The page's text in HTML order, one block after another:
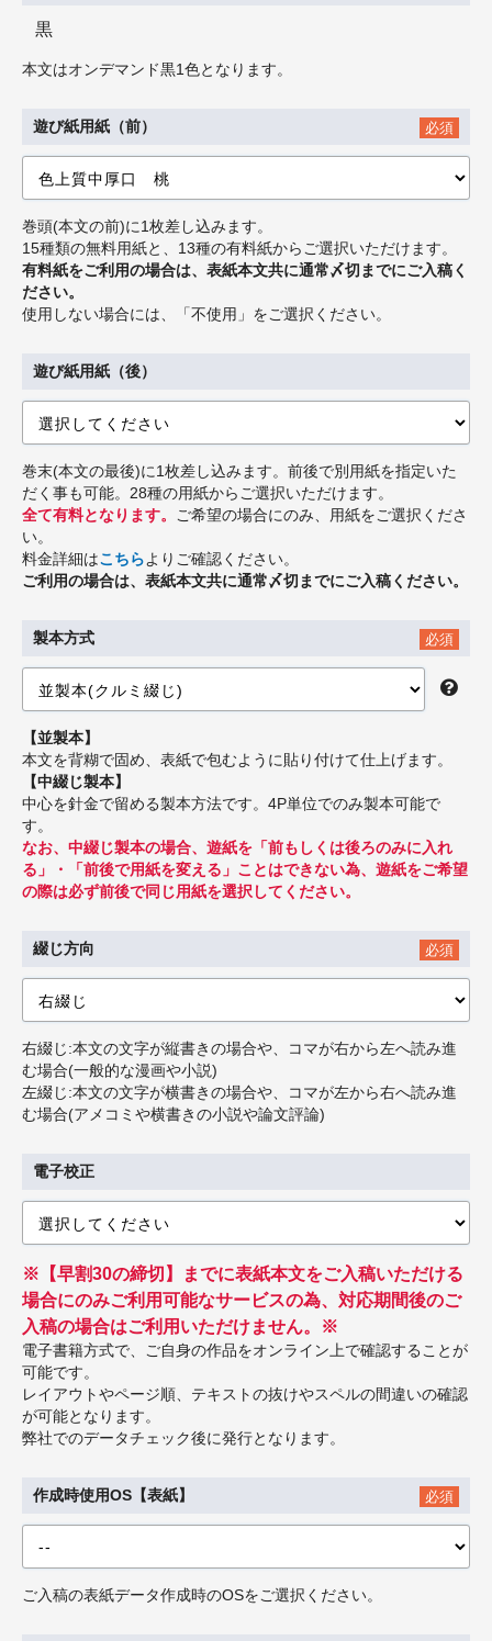
黒
本文はオンデマンド黒1色となります。
遊び紙用紙（前） 必須
巻頭(本文の前)に1枚差し込みます。
15種類の無料用紙と、13種の有料紙からご選択いただけます。
有料紙をご利用の場合は、表紙本文共に通常〆切までにご入稿く
ださい。
使用しない場合には、「不使用」をご選択ください。
遊び紙用紙（後）
巻末(本文の最後)に1枚差し込みます。前後で別用紙を指定いた
だく事も可能。28種の用紙からご選択いただけます。
全て有料となります。
ご希望の場合にのみ、用紙をご選択くださ
い。
料金詳細はこちら よりご確認ください。
ご利用の場合は、表紙本文共に通常〆切までにご入稿ください。
製本方式 必須
【並製本】
本文を背糊で固め、表紙で包むように貼り付けて仕上げます。
【中綴じ製本】
中心を針金で留める製本方法です。4P単位でのみ製本可能で
す。
なお、中綴じ製本の場合、遊紙を「前もしくは後ろのみに入れ
る」・「前後で用紙を変える」ことはできない為、遊紙をご希望
の際は必ず前後で同じ用紙を選択してください。
綴じ方向 必須
右綴じ:本文の文字が縦書きの場合や、コマが右から左へ読み進
む場合(一般的な漫画や小説)
左綴じ:本文の文字が横書きの場合や、コマが左から右へ読み進
む場合(アメコミや横書きの小説や論文評論)
電子校正
※【早割30の締切】までに表紙本文をご入稿いただける
場合にのみご利用可能なサービスの為、対応期間後のご
入稿の場合はご利用いただけません。※
電子書籍方式で、ご自身の作品をオンライン上で確認することが
可能です。
レイアウトやページ順、テキストの抜けやスペルの間違いの確認
が可能となります。
弊社でのデータチェック後に発行となります。
作成時使用OS【表紙】 必須
ご入稿の表紙データ作成時のOSをご選択ください。